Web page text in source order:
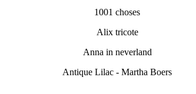
1001 choses
Alix tricote
Anna in neverland
Antique Lilac - Martha Boers